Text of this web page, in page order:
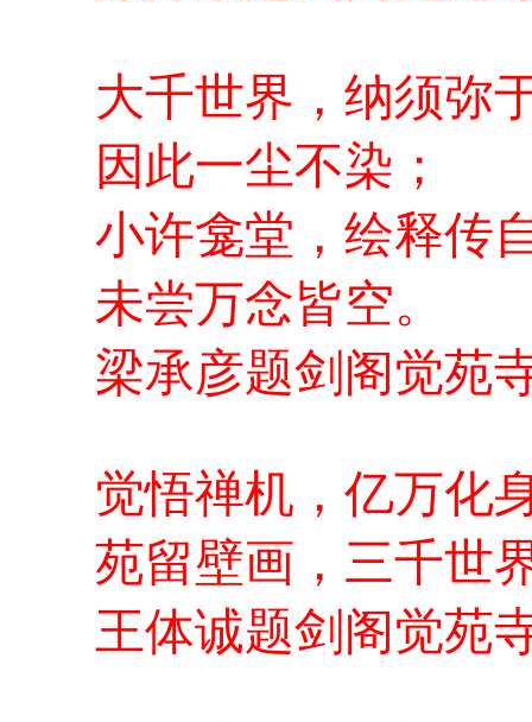
大千世界，纳须弥
因此一尘不染；
小许龛堂，绘释传
未尝万念皆空。
梁承彦题剑阁觉苑
觉悟禅机，亿万化
苑留壁画，三千世
王体诚题剑阁觉苑